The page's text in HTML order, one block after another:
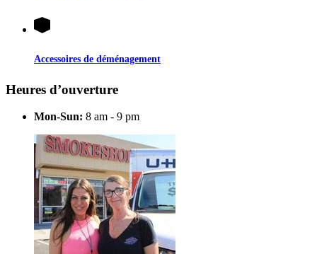
Accessoires de déménagement
Heures d’ouverture
Mon-Sun: 8 am - 9 pm